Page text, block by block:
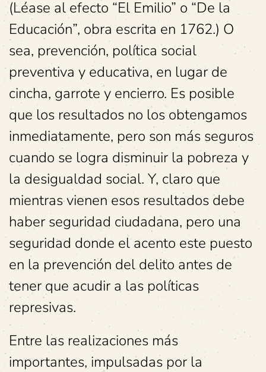
(Léase al efecto “El Emilio” o “De la
Educación”, obra escrita en 1762.) O
sea, prevención, política social
preventiva y educativa, en lugar de
cincha, garrote y encierro. Es posible
que los resultados no los obtengamos
inmediatamente, pero son más seguros
cuando se logra disminuir la pobreza y
la desigualdad social. Y, claro que
mientras vienen esos resultados debe
haber seguridad ciudadana, pero una
seguridad donde el acento este puesto
en la prevención del delito antes de
tener que acudir a las políticas
represivas.
Entre las realizaciones más
importantes, impulsadas por la